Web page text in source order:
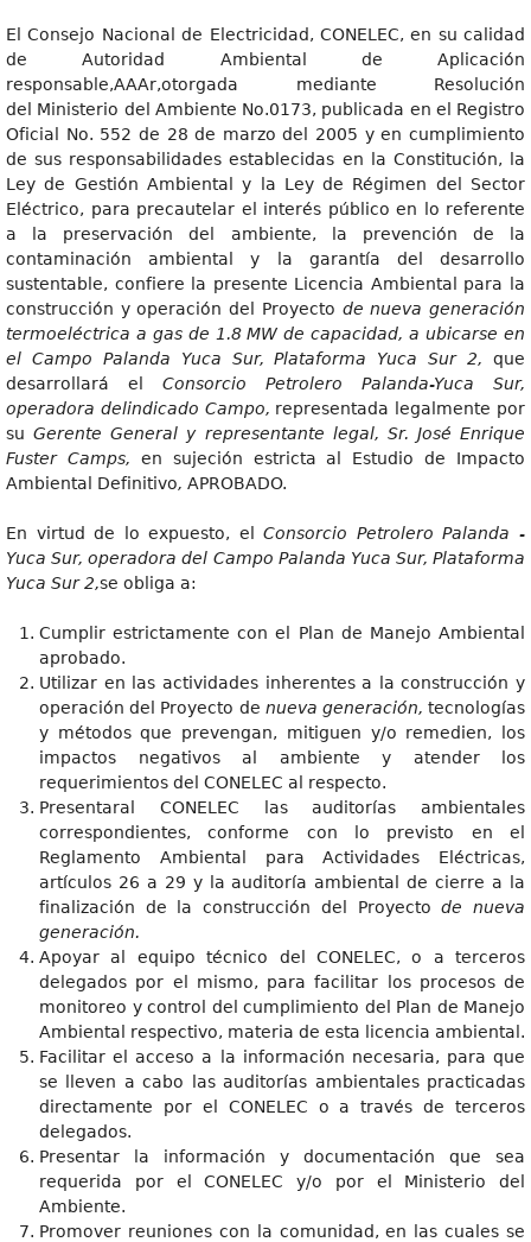
El Consejo Nacional de Electricidad, CONELEC, en su calidad
de Autoridad Ambiental de Aplicación
responsable,AAAr,otorgada mediante Resolución
del Ministerio del Ambiente No.0173, publicada en el Registro
Oficial No. 552 de 28 de marzo del 2005 y en cumplimiento
de sus responsabilidades establecidas en la Constitución, la
Ley de Gestión Ambiental y la Ley de Régimen del Sector
Eléctrico, para precautelar el interés público en lo referente
a la preservación del ambiente, la prevención de la
contaminación ambiental y la garantía del desarrollo
sustentable, confiere la presente Licencia Ambiental para la
construcción y operación del Proyecto de nueva generación
termoeléctrica a gas de 1.8 MW de capacidad, a ubicarse en
el Campo Palanda Yuca Sur, Plataforma Yuca Sur 2, que
desarrollará el Consorcio Petrolero Palanda-Yuca Sur,
operadora delindicado Campo, representada legalmente por
suGerente General y representante legal, Sr. José Enrique
Fuster Camps, en sujeción estricta al Estudio de Impacto
Ambiental Definitivo, APROBADO.
En virtud de lo expuesto, elConsorcio Petrolero Palanda -
Yuca Sur, operadora del Campo Palanda Yuca Sur, Plataforma
Yuca Sur 2,se obliga a:
Cumplir estrictamente con el Plan de Manejo Ambiental
aprobado.
Utilizar en las actividades inherentes a la construcción y
operación del Proyecto de nueva generación,tecnologías
y métodos que prevengan, mitiguen y/o remedien, los
impactos negativos al ambiente y atender los
requerimientos del CONELEC al respecto.
Presentaral CONELEC las auditorías ambientales
correspondientes, conforme con lo previsto en el
Reglamento Ambiental para Actividades Eléctricas,
artículos 26 a 29 y la auditoría ambiental de cierre a la
finalización de la construcción del Proyectode nueva
generación.
Apoyar al equipo técnico del CONELEC, o a terceros
delegados por el mismo, para facilitar los procesos de
monitoreo y control del cumplimiento del Plan de Manejo
Ambiental respectivo, materia de esta licencia ambiental.
Facilitar el acceso a la información necesaria, para que
se lleven a cabo las auditorías ambientales practicadas
directamente por el CONELEC o a través de terceros
delegados.
Presentar la información y documentación que sea
requerida por el CONELEC y/o por el Ministerio del
Ambiente.
Promover reuniones con la comunidad, en las cuales se